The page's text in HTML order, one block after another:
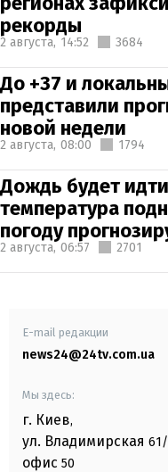
рекорды
2 августа, 14:52 3684
До +37 и
представили
новой недели
2 августа, 08:00 1794
Дождь будет
температура
погоду
2 августа, 06:57 2701
E-mail редакции
news24@24tv.com.ua
Мы здесь:
г. Киев,
ул. Владимирская 61/
офис 50